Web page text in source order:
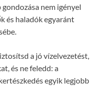
nem igényel
és haladók egyaránt
a jó vízelvezetést,
és ne feledd: a
egyik legjobb